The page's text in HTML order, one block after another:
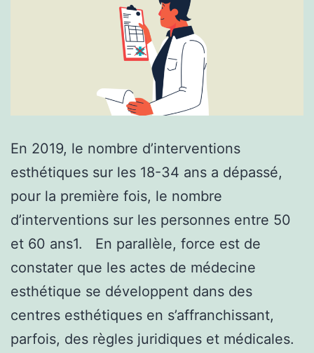
En 2019, le nombre d’interventions
esthétiques sur les 18-34 ans a dépassé,
pour la première fois, le nombre
d’interventions sur les personnes entre 50
et 60 ans1. En parallèle, force est de
constater que les actes de médecine
esthétique se développent dans des
centres esthétiques en s’affranchissant,
parfois, des règles juridiques et médicales.